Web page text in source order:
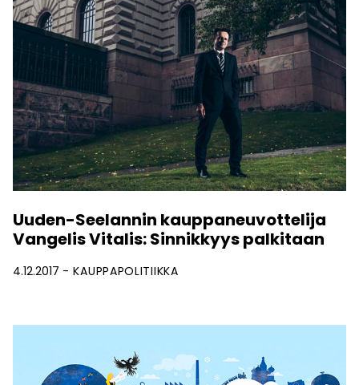
Uuden-Seelannin kauppaneuvottelija
Vangelis Vitalis: Sinnikkyys palkitaan
4.12.2017 KAUPPAPOLITIIKKA